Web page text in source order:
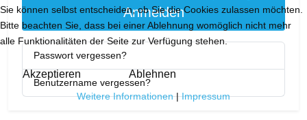
Anmelden
Passwort vergessen?
Benutzername vergessen?
Sie können selbst entscheiden, ob Sie die Cookies zulassen möchten.
Bitte beachten Sie, dass bei einer Ablehnung womöglich nicht mehr
alle Funktionalitäten der Seite zur Verfügung stehen.
Akzeptieren Ablehnen
Weitere Informationen|Impressum